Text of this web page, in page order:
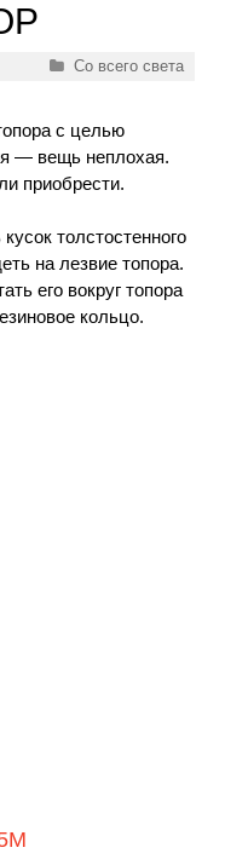
Рубрики
Со всего света
с целью
— вещь неплохая.
приобрести.
толстостенного
на лезвие топора.
его вокруг топора
кольцо.